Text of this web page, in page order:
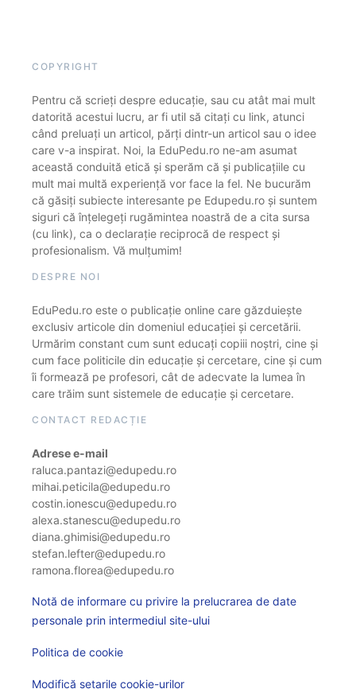
COPYRIGHT
Pentru că scrieți despre educație, sau cu atât mai mult
datorită acestui lucru, ar fi util să citați cu link, atunci
când preluați un articol, părți dintr-un articol sau o idee
care v-a inspirat. Noi, la EduPedu.ro ne-am asumat
această conduită etică și sperăm că și publicațiile cu
mult mai multă experiență vor face la fel. Ne bucurăm
că găsiți subiecte interesante pe Edupedu.ro și suntem
siguri că înțelegeți rugămintea noastră de a cita sursa
(cu link), ca o declarație reciprocă de respect și
profesionalism. Vă mulțumim!
DESPRE NOI
EduPedu.ro este o publicație online care găzduiește
exclusiv articole din domeniul educației și cercetării.
Urmărim constant cum sunt educați copiii noștri, cine și
cum face politicile din educație și cercetare, cine și cum
îi formează pe profesori, cât de adecvate la lumea în
care trăim sunt sistemele de educație și cercetare.
CONTACT REDACȚIE
Adrese e-mail
raluca.pantazi@edupedu.ro
mihai.peticila@edupedu.ro
costin.ionescu@edupedu.ro
alexa.stanescu@edupedu.ro
diana.ghimisi@edupedu.ro
stefan.lefter@edupedu.ro
ramona.florea@edupedu.ro
Notă de informare cu privire la prelucrarea de date
personale prin intermediul site-ului
Politica de cookie
Modifică setarile cookie-urilor